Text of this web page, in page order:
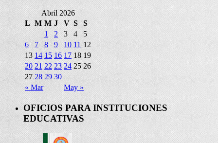
Abril 2026
L M M J V S S
« Mar May »
1 2 3 4
5
6
7 8 9 10 11 12
13 14 15 16 17 18 19
20 21 22 23 24 25 26
27 28 29 30
OFICIOS PARA INSTITUCIONES
EDUCATIVAS